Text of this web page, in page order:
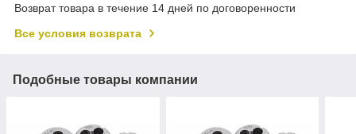
Возврат товара в течение 14 дней по договоренности
Все условия возврата
Подобные товары компании